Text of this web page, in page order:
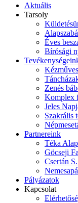
Aktuális
Tarsoly
Éves
Bírósági
Zenés
Komplex
Jeles
Szakrális
Partnereink
Téka
Göcseji
Csertán
Pályázatok
Kapcsolat